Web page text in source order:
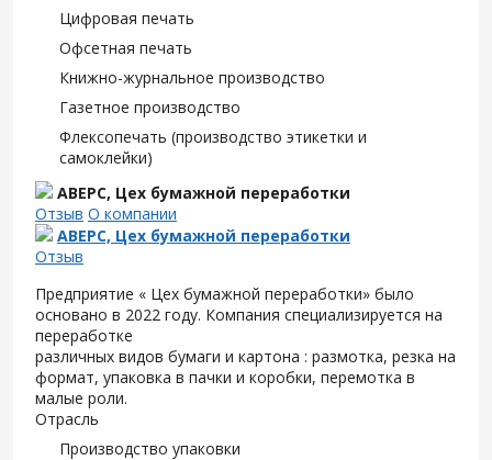
Цифровая печать
Офсетная печать
Книжно-журнальное производство
Газетное производство
Флексопечать (производство этикетки и
самоклейки)
АВЕРС, Цех бумажной переработки
Отзыв О компании
АВЕРС, Цех бумажной переработки
Отзыв
Предприятие « Цех бумажной переработки» было
основано в 2022 году. Компания специализируется на
переработке
различных видов бумаги и картона : размотка, резка на
формат, упаковка в пачки и коробки, перемотка в
малые роли.
Отрасль
Производство упаковки